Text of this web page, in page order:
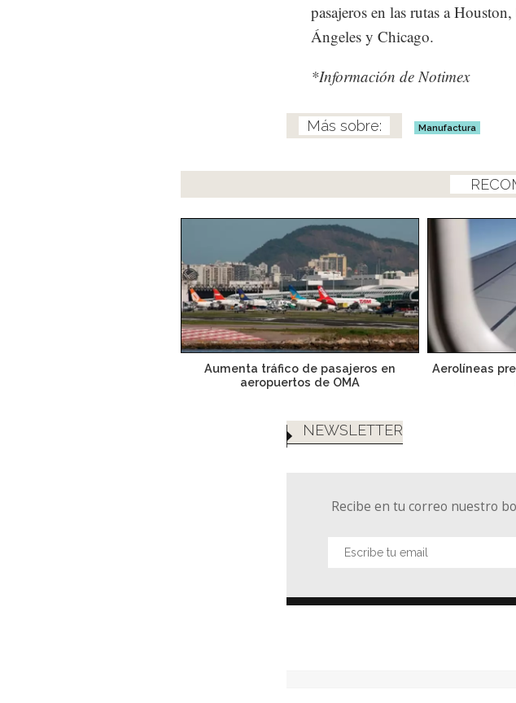
pasajeros en las rutas a
Ángeles y Chicago.
*Información de Notimex
Manufactura
Aumenta tráfico de pasajeros en
aeropuertos de OMA
Aerolíneas
NEWSLETTER
Recibe en tu correo nuestro